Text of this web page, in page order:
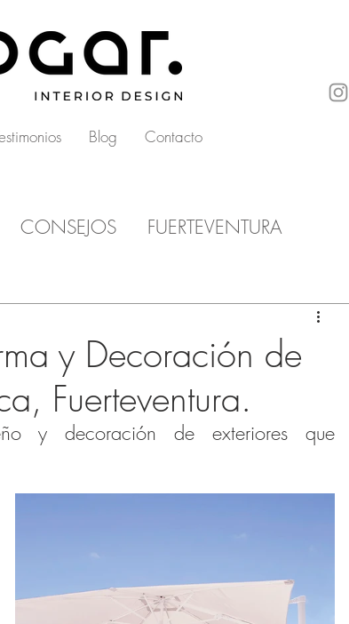
Blog Contacto
y Decoración de
Fuerteventura.
y decoración de exteriores que
CONSEJOS FUERTEVENTURA